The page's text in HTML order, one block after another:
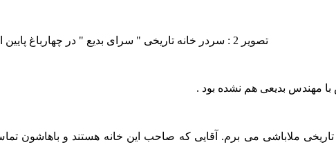
تصویر 2 : سردر خانه تاریخی " سرای بدیع " در چهارباغ پایین اصفهان
مهندس بدیعی هم نشده بود .
تاریخی ملاباشی می برم. آقایی که صاحب این خانه هستند و